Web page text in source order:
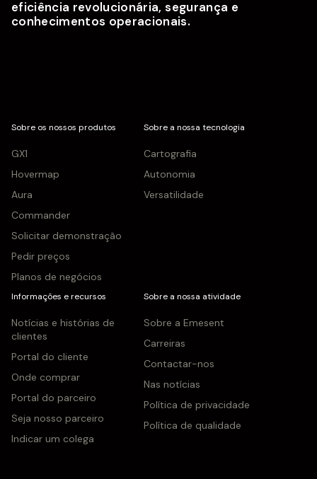
eficiência revolucionária, segurança e
conhecimentos operacionais.
Sobre os nossos produtos
GX1
Hovermap
Aura
Commander
Solicitar demonstração
Pedir preços
Planos de negócios
Sobre a nossa tecnologia
Cartografia
Autonomia
Versatilidade
Informações e recursos
Notícias e histórias de
clientes
Portal do cliente
Onde comprar
Portal do parceiro
Seja nosso parceiro
Indicar um colega
Sobre a nossa atividade
Sobre a Emesent
Carreiras
Contactar-nos
Nas notícias
Política de privacidade
Política de qualidade